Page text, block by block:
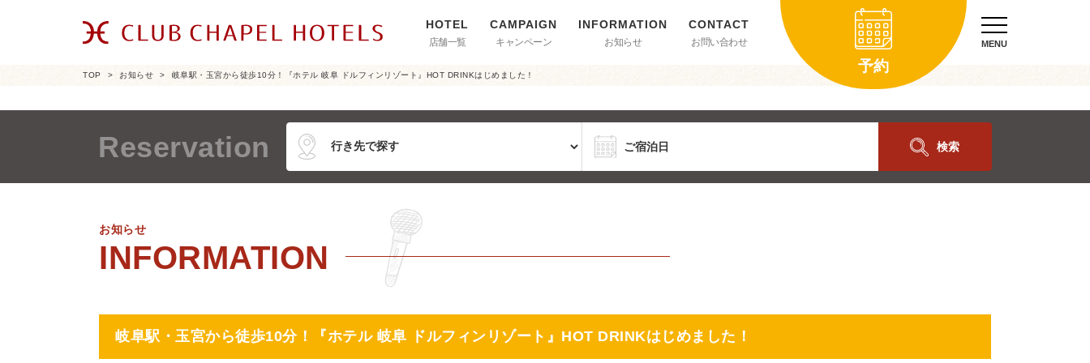
店舗一覧 キャンペーン お知らせ お問い合わせ
予約
MENU
TOP お知らせ 岐阜駅・玉宮から徒歩10分！『ホテル 岐阜 ドルフィンリゾート』HOT DRINKはじめました！
Reservation 検索
お知らせ
岐阜駅・玉宮から徒歩10分！『ホテル 岐阜 ドルフィンリゾート』HOT DRINKはじめました！